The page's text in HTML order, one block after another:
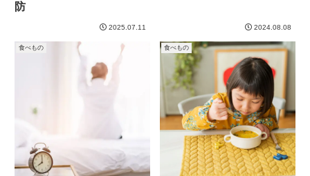
防
2025.07.11 2024.08.08
食べもの 食べもの